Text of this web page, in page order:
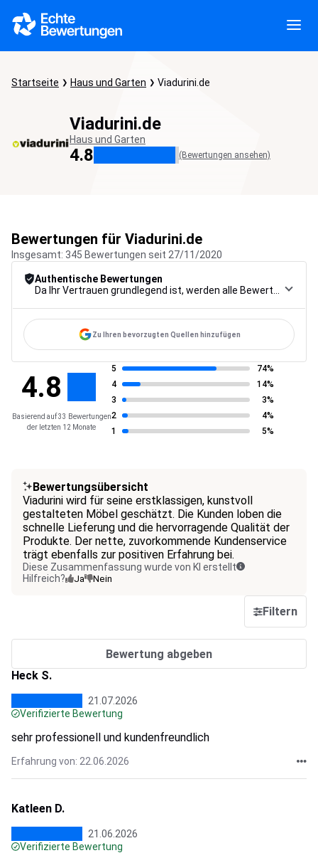
Startseite Haus und Garten Viadurini.de
Viadurini.de
Haus und Garten
4.8 (Bewertungen ansehen)
Bewertungen für Viadurini.de
Insgesamt: 345 Bewertungen seit 27/11/2020
Authentische Bewertungen
Zu Ihren bevorzugten Quellen hinzufügen
4.8
Basierend auf 33 Bewertungen
der letzten 12 Monate
5
74%
4
14%
3
3%
2
4%
1
5%
Bewertungsübersicht
Viadurini wird für seine erstklassigen, kunstvoll
gestalteten Möbel geschätzt. Die Kunden loben die
schnelle Lieferung und die hervorragende Qualität der
Produkte. Der nette, zuvorkommende Kundenservice
trägt ebenfalls zur positiven Erfahrung bei.
Diese Zusammenfassung wurde von KI erstellt
Hilfreich?
Ja Nein
Filtern
Bewertung abgeben
Heck S.
21.07.2026
Verifizierte Bewertung
sehr professionell und kundenfreundlich
Erfahrung von: 22.06.2026
Katleen D.
21.06.2026
Verifizierte Bewertung